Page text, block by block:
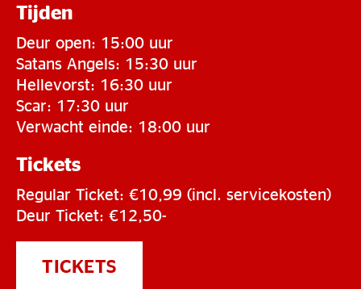
Tijden
Deur open: 15:00 uur
Satans Angels: 15:30 uur
Hellevorst: 16:30 uur
Scar: 17:30 uur
Verwacht einde: 18:00 uur
Tickets
Regular Ticket: €10,99 (incl. servicekosten)
Deur Ticket: €12,50-
TICKETS